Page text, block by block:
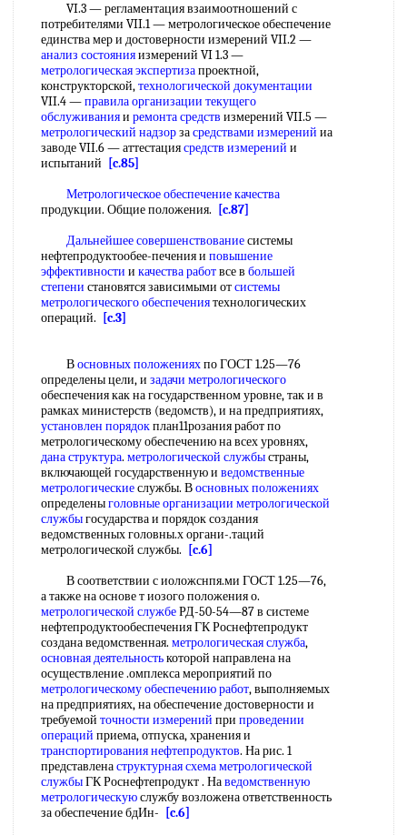
VI.3 — регламентация взаимоотношений с
потребителями VII.1 — метрологическое обеспечение
единства мер и достоверности измерений VII.2 —
анализ состоянияизмерений VI 1.3 —
метрологическая экспертизапроектной,
конструкторской,технологической документации
VII.4 —правила организации текущего
обслуживанияи ремонта средств измерений VII.5 —
метрологический надзорзасредствами измерений иа
заводе VII.6 — аттестациясредств измерений и
испытаний
[c.85]
Метрологическое обеспечение качества
продукции. Общие положения.
[c.87]
Дальнейшее совершенствованиесистемы
нефтепродуктообее-печения и повышение
эффективности и качества работвсе в большей
степени становятся зависимыми отсистемы
метрологического обеспечениятехнологических
операций.
[c.3]
Восновных положенияхпо ГОСТ 1.25—76
определены цели, и задачи метрологического
обеспечения как на государственном уровне, так и в
рамках министерств (ведомств), и на предприятиях,
установлен порядокплан11розания работ по
метрологическому обеспечению на всех уровнях,
дана структура. метрологической службыстраны,
включающей государственную и ведомственные
метрологическиеслужбы. Восновных положениях
определеныголовные организации метрологической
службыгосударства и порядок создания
ведомственных головны.х органи-.таций
метрологической службы.
[c.6]
В соответствии с иоложснпя.ми ГОСТ 1.25—76,
а также на основе т иозого положения о.
метрологической службеРД-50-54—87 в системе
нефтепродуктообеспечения ГК Роснефтепродукт
создана ведомственная. метрологическая служба,
основная деятельностькоторой направлена на
осуществление .омплекса мероприятий по
метрологическому обеспечению работ, выполняемых
на предприятиях, на обеспечение достоверности и
требуемой точности измерений при проведении
операций приема, отпуска, хранения и
транспортирования нефтепродуктов. На рис. 1
представленаструктурная схемаметрологической
службыГК Роснефтепродукт . Наведомственную
метрологическуюслужбу возложена ответственность
за обеспечение бдИн-
[c.6]